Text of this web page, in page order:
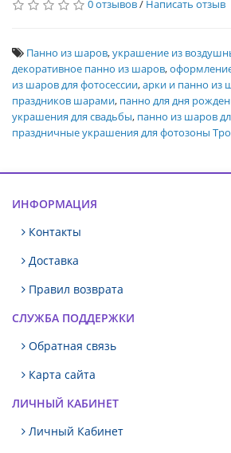
0 отзывов/ Написать отзыв
Панно из шаров,украшение из
декоративное панно из шаров,
из шаров для фотосессии,арки и панно из
праздников шарами, панно для дня
украшения для свадьбы, панно из шаров
праздничные украшения для фотозоны
ИНФОРМАЦИЯ
Контакты
Доставка
Правил возврата
СЛУЖБА ПОДДЕРЖКИ
Обратная связь
Карта сайта
ЛИЧНЫЙ КАБИНЕТ
Личный Кабинет